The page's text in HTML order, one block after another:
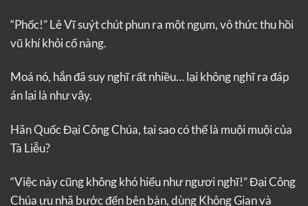
“Phốc!” Lê Vĩ suýt chút phun ra một ngụm, vô thức thu hồi
vũ khí khỏi cổ nàng.
Moá nó, hắn đã suy nghĩ rất nhiều… lại không nghĩ ra đáp
án lại là như vậy.
Hãn Quốc Đại Công Chúa, tại sao có thể là muội muội của
Tà Liễu?
“Việc này cũng không khó hiểu như ngươi nghĩ!” Đại Công
Chúa ưu nhã bước đến bên bàn, dùng Không Gian và